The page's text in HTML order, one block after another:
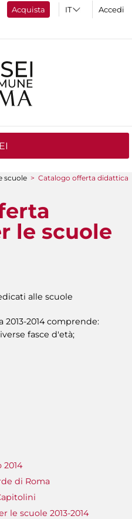
Acquista Accedi
scuole > Catalogo offerta didattica
le scuole
alle scuole
2014 comprende:
fasce d'età;
di Roma
le scuole 2013-2014